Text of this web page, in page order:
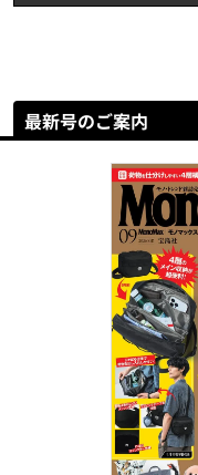
最新号のご案内